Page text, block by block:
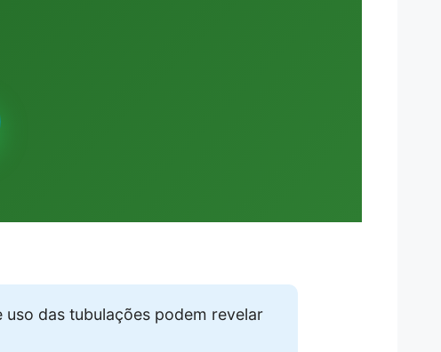
uso das tubulações podem revelar